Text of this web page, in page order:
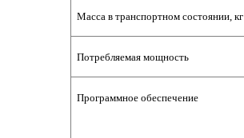
Масса в транспортном состоянии, кг
Потребляемая мощность
Программное обеспечение